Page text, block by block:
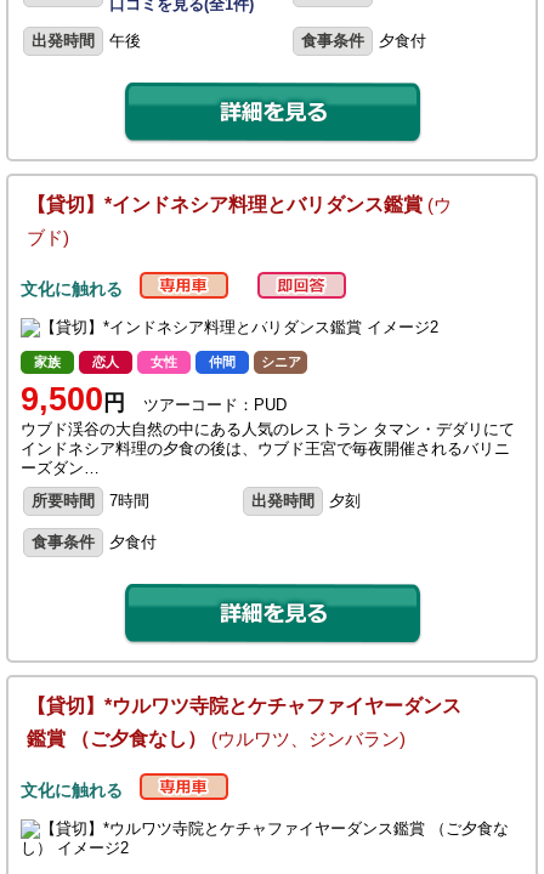
口コミを見る(全1件)
出発時間 午後 食事条件 夕食付
【貸切】*インドネシア料理とバリダンス鑑賞 (ウ
ブド)
文化に触れる
家族 恋人 女性 仲間 シニア
9,500 円
ツアーコード：PUD
ウブド渓谷の大自然の中にある人気のレストラン タマン・デダリにて
インドネシア料理の夕食の後は、ウブド王宮で毎夜開催されるバリニ
ーズダン…
所要時間
7時間 出発時間 夕刻
食事条件 夕食付
【貸切】*ウルワツ寺院とケチャファイヤーダンス
鑑賞 （ご夕食なし） (ウルワツ、ジンバラン)
文化に触れる